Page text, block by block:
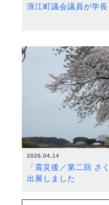
浪江町議会議員が学
2026.04.14
「震災後／第二回 さ
出展しました